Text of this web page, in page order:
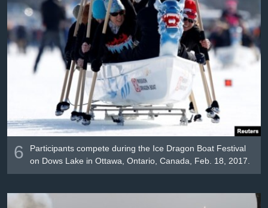
6
Participants compete during the Ice Dragon Boat Festival
on Dows Lake in Ottawa, Ontario, Canada, Feb. 18, 2017.